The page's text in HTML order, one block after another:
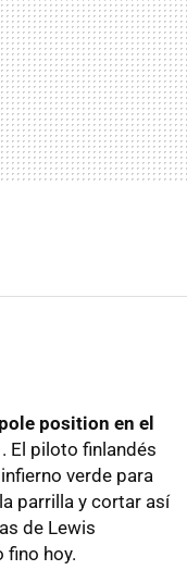
position en el
El piloto finlandés
verde para
parrilla y cortar así
de Lewis
fino hoy.